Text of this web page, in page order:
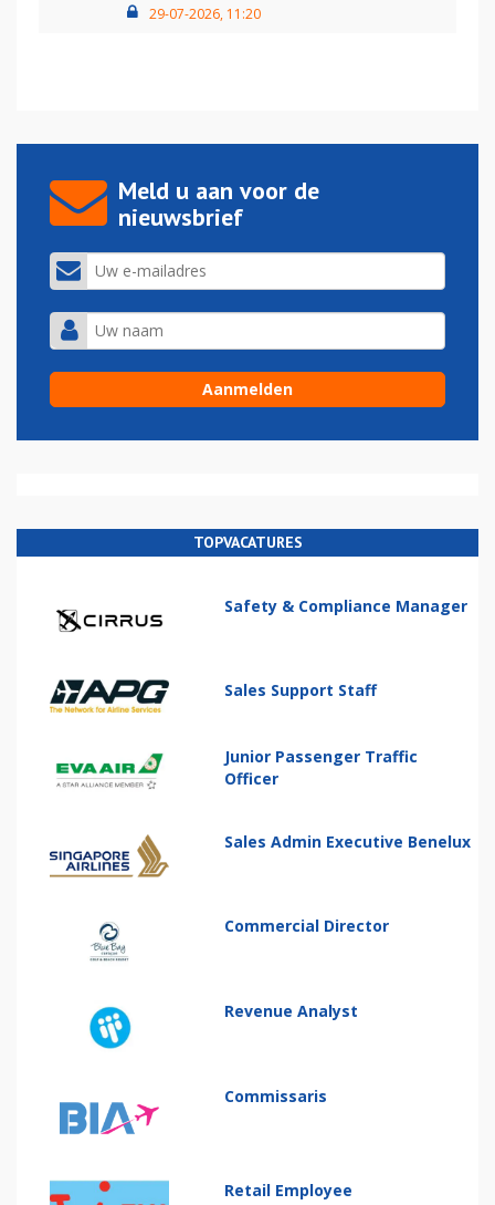
29-07-2026, 11:20
Meld u aan voor de
nieuwsbrief
TOPVACATURES
Safety & Compliance Manager
Sales Support Staff
Junior Passenger Traffic
Officer
Sales Admin Executive Benelux
Commercial Director
Revenue Analyst
Commissaris
Retail Employee